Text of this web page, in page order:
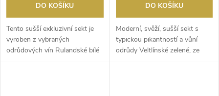
DO KOŠÍKU
Tento sušší exkluzivní sekt je
vyroben z vybraných
odrůdových vín Rulandské bílé
a Ryzlink vlašský....
DO KOŠÍKU
Moderní, svěží, sušší sekt s
typickou pikantností a vůní
odrůdy Veltlínské zelené, ze
kterého je vy...